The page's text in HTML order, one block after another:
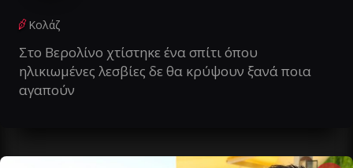
Κολάζ
Στο Βερολίνο χτίστηκε ένα σπίτι όπου
ηλικιωμένες λεσβίες δε θα κρύψουν ξανά ποια
αγαπούν